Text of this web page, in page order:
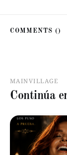
COMMENTS ()
MAINVILLAGE
Continúa